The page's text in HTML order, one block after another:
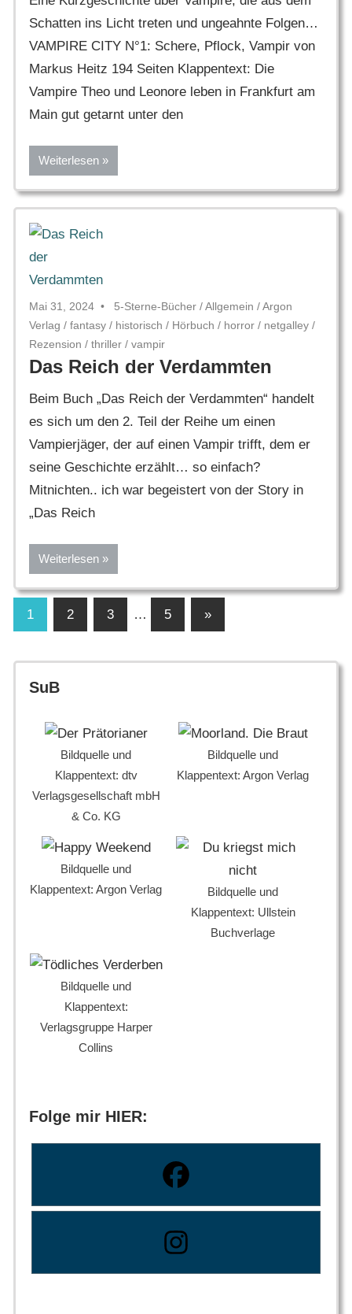
Schatten ins Licht treten und ungeahnte Folgen…
VAMPIRE CITY N°1: Schere, Pflock, Vampir von
Markus Heitz 194 Seiten Klappentext: Die
Vampire Theo und Leonore leben in Frankfurt am
Main gut getarnt unter den
Weiterlesen
Mai 31, 2024 5-Sterne-Bücher /Allgemein /Argon
Verlag / fantasy / historisch / Hörbuch / horror / netgalley /
Rezension / thriller / vampir
Das Reich der Verdammten
Beim Buch „Das Reich der Verdammten“ handelt
es sich um den 2. Teil der Reihe um einen
Vampierjäger, der auf einen Vampir trifft, dem er
seine Geschichte erzählt… so einfach?
Mitnichten.. ich war begeistert von der Story in
„Das Reich
Weiterlesen
Seitennummerierung
1 2 3 … 5
Nächste
Beiträge
»
SuB
Bildquelle und
Klappentext: dtv
Verlagsgesellschaft mbH
& Co. KG
Bildquelle und
Klappentext: Argon Verlag
Bildquelle und
Klappentext: Argon Verlag
Bildquelle und
Klappentext: Ullstein
Buchverlage
Bildquelle und
Klappentext:
Verlagsgruppe Harper
Collins
Folge mir HIER: